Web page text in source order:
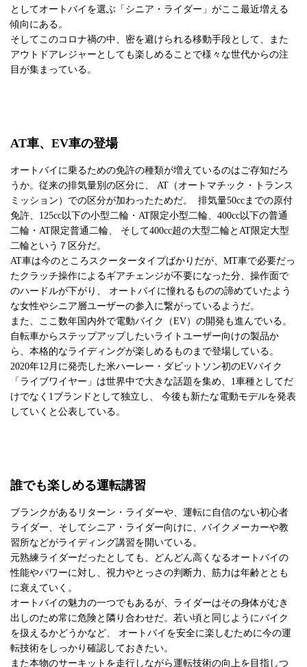
としてオートバイを選ぶ「シニア・ライダー」がここ最近増える
傾向にある。
そしてこのコロナ禍の中、密を避けられる移動手段として、また
アウトドアレジャーとしても楽しめることで様々な世代からの注
目が集まっている。
AT車、EV車の登場
オートバイに乗るための免許の種類が増えているのはご存知だろ
うか。従来の排気量別の区分に、 AT（オートマチック・トランス
ミッション）での区分が加わったためだ。 排気量50ccまでの原付
免許、125cc以下の小型二輪・AT限定小型二輪、400cc以下の普通
二輪・AT限定普通二輪、 そして400cc超の大型二輪とAT限定大型
二輪という７区分だ。
AT車は今のところスクータータイプばかりだが、MT車で必要だっ
たクラッチ操作によるギアチェンジが不要になった分、操作面で
のハードルが下がり、 オートバイに憧れるものの諦めていたよう
な女性やシニア層ユーザーの参入に繋がっているようだ。
また、ここ数年国内外で電動バイク（EV）の開発も進んでいる。
自転車からステップアップしたいライトユーザー向けの製品か
ら、本格的なライディングが楽しめるものまで登場している。
2020年12月に発売した米ハーレー・ダビットソン初のEVバイク
「ライブワイヤー」は世界中で大きな話題を集め、1車種としてだ
けでなく1ブランドとして独立し、 今後も新たな電動モデルを発表
していくと公表している。
誰でも楽しめる運転講習
ブランクがあるリターン・ライダーや、運転に自信のない初心者
ライダー、そしてシニア・ライダー向けに、バイクメーカーや教
習所などがライディング講習を開いている。
元熟練ライダーだったとしても、どんどん高くなるオートバイの
性能やパワーに対し、視力やとっさの判断力、筋力は年齢ととも
に衰えていく。
オートバイの魅力の一つでもあるが、ライダーはその身体がむき
出しのため常に危険と隣り合わせだ。若い頃と同じようにバイク
を扱えるかどうかなど、 オートバイを安全に楽しむために今の運
転技術をしっかり確認しておきたい。
また本物のサーキットを走行しながら運転技術の向上を目指しつ